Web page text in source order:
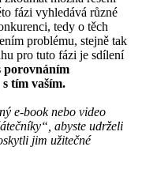
fázi vyhledává různé
tedy o těch
problému, stejně tak
pro tuto fázi je sdílení
porovnáním
tím vaším.
e-book nebo video
abyste udrželi
jim užitečné